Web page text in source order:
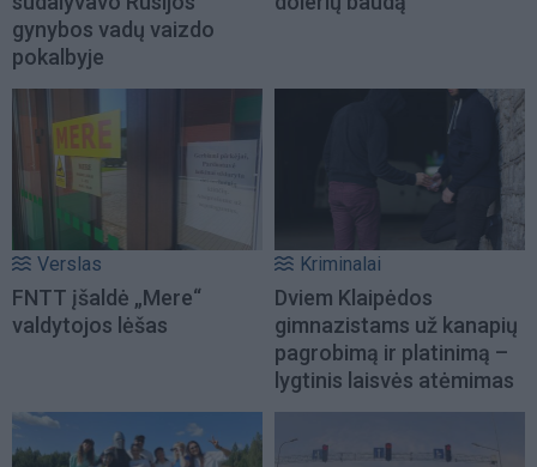
gynybos vadų vaizdo
pokalbyje
Verslas
FNTT įšaldė „Mere“
valdytojos lėšas
Kriminalai
Dviem Klaipėdos
gimnazistams už kanapių
pagrobimą ir platinimą –
lygtinis laisvės atėmimas